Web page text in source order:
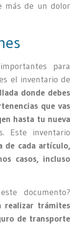
más de un dolor
para
el inventario de
donde debes
que vas
hasta tu nueva
Este inventario
de cada artículo,
casos, incluso
documento?
realizar trámites
de transporte